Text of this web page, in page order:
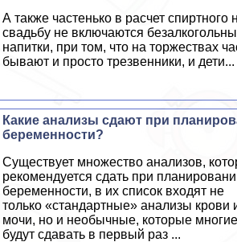
А также частенько в расчет спиртного
свадьбу не включаются
напитки, при том, что на торжествах
бывают и просто трезвенники, и дети...
Какие анализы сдают при
беременности?
Существует множество анализов,
рекомендуется сдать при
беременности, в их список входят не
только «стандартные» анализы крови
мочи, но и необычные, которые многие
будут сдавать в первый раз ...